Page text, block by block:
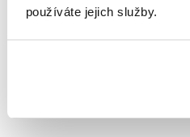
používáte jejich služby.